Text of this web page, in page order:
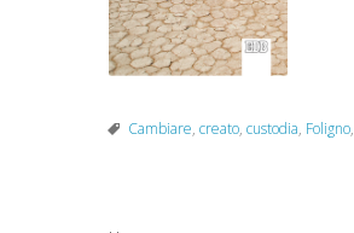
Cambiare, creato, custodia, Foligno,